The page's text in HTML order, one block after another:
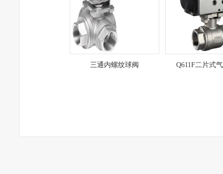
三通内螺纹球阀 Q611F二片式